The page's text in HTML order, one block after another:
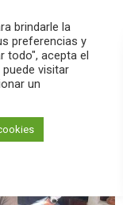
pause PLAY
brindarle la
preferencias y
todo", acepta el
visitar
un